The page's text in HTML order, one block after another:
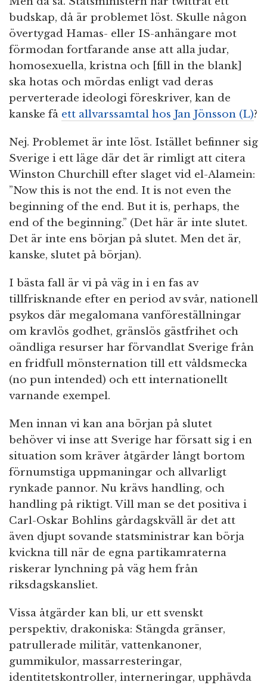
budskap, då är problemet löst. Skulle någon
övertygad Hamas- eller IS-anhängare mot
förmodan fortfarande anse att alla judar,
homosexuella, kristna och [fill in the blank]
ska hotas och mördas enligt vad deras
perverterade ideologi föreskriver, kan de
kanske få ett allvarssamtal hos Jan Jönsson (L)?
Nej. Problemet är inte löst. Istället befinner sig
Sverige i ett läge där det är rimligt att citera
Winston Churchill efter slaget vid el-Alamein:
”Now this is not the end. It is not even the
beginning of the end. But it is, perhaps, the
end of the beginning.” (Det här är inte slutet.
Det är inte ens början på slutet. Men det är,
kanske, slutet på början).
I bästa fall är vi på väg in i en fas av
tillfrisknande efter en period av svår, nationell
psykos där megalomana vanföreställningar
om kravlös godhet, gränslös gästfrihet och
oändliga resurser har förvandlat Sverige från
en fridfull mönsternation till ett våldsmecka
(no pun intended) och ett internationellt
varnande exempel.
Men innan vi kan ana början på slutet
behöver vi inse att Sverige har försatt sig i en
situation som kräver åtgärder långt bortom
förnumstiga uppmaningar och allvarligt
rynkade pannor. Nu krävs handling, och
handling på riktigt. Vill man se det positiva i
Carl-Oskar Bohlins gårdagskväll är det att
även djupt sovande statsministrar kan börja
kvickna till när de egna partikamraterna
riskerar lynchning på väg hem från
riksdagskansliet.
Vissa åtgärder kan bli, ur ett svenskt
perspektiv, drakoniska: Stängda gränser,
patrullerade militär, vattenkanoner,
gummikulor, massarresteringar,
identitetskontroller, interneringar, upphävda